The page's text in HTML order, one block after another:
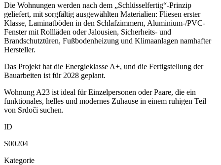
Die Wohnungen werden nach dem „Schlüsselfertig“-Prinzip
geliefert, mit sorgfältig ausgewählten Materialien: Fliesen erster
Klasse, Laminatböden in den Schlafzimmern, Aluminium-/PVC-
Fenster mit Rollläden oder Jalousien, Sicherheits- und
Brandschutztüren, Fußbodenheizung und Klimaanlagen namhafter
Hersteller.
Das Projekt hat die Energieklasse A+, und die Fertigstellung der
Bauarbeiten ist für 2028 geplant.
Wohnung A23 ist ideal für Einzelpersonen oder Paare, die ein
funktionales, helles und modernes Zuhause in einem ruhigen Teil
von Srdoči suchen.
ID
S00204
Kategorie